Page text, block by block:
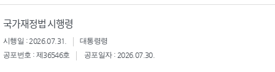
국가재정법 시행령
시행일 : 2026.07.31.
대통령령
공포번호 : 제36546호
공포일자 : 2026.07.30.